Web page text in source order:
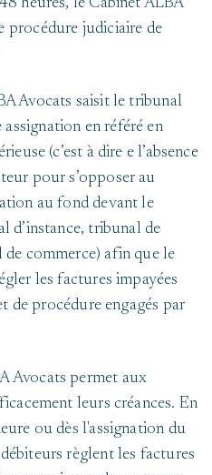
heures, le Cabinet ALBA
procédure judiciaire de
Avocats saisit le tribunal
en référé en
(c’est à dire e l’absence
pour s’opposer au
au fond devant le
d’instance, tribunal de
commerce) afin que le
les factures impayées
de procédure engagés par
Avocats permet aux
leurs créances. En
ou dès l'assignation du
règlent les factures